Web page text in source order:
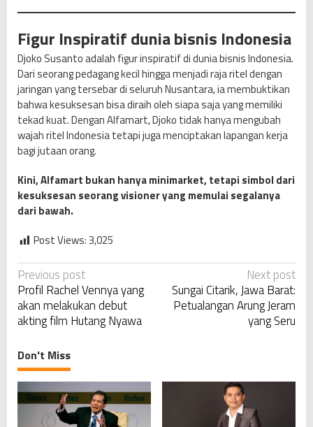
Figur Inspiratif dunia bisnis Indonesia
Djoko Susanto adalah figur inspiratif di dunia bisnis Indonesia.
Dari seorang pedagang kecil hingga menjadi raja ritel dengan
jaringan yang tersebar di seluruh Nusantara, ia membuktikan
bahwa kesuksesan bisa diraih oleh siapa saja yang memiliki
tekad kuat. Dengan Alfamart, Djoko tidak hanya mengubah
wajah ritel Indonesia tetapi juga menciptakan lapangan kerja
bagi jutaan orang.
Kini, Alfamart bukan hanya minimarket, tetapi simbol dari
kesuksesan seorang visioner yang memulai segalanya
dari bawah.
Post Views:3,025
P
o
s
t
n
a
v
i
Previous post
Profil Rachel Vennya yang
akan melakukan debut
akting film Hutang Nyawa
Next post
Sungai Citarik, Jawa Barat:
Petualangan Arung Jeram
yang Seru
Don't Miss